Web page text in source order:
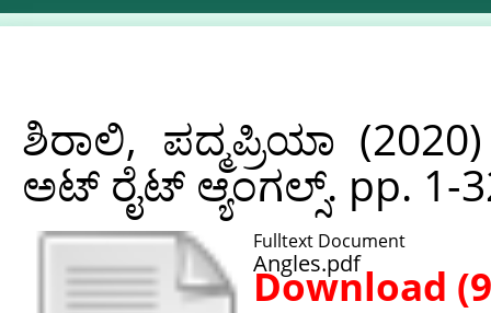
ಶಿರಾಲಿ, ಪದ್ಮಪ್ರಿಯಾ
ಅಟ್‌ ರೈಟ್‌ ಆ್ಯಂಗಲ್ಸ್. pp. 1-
Fulltext Document
Angles.pdf
Download